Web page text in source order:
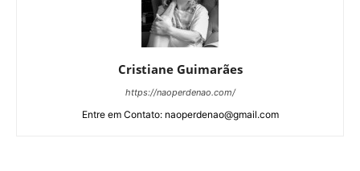
Cristiane Guimarães
https://naoperdenao.com/
Entre em Contato: naoperdenao@gmail.com